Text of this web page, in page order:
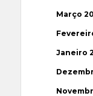
Março
Janeiro